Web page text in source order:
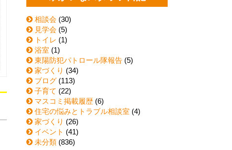
相談会 (30)
見学会 (5)
トイレ (1)
浴室 (1)
東陽防犯パトロール隊報告 (5)
家づくり (34)
ブログ (113)
子育て (22)
マスコミ掲載履歴 (6)
住宅の悩みとトラブル相談室 (4)
家づくり (26)
イベント (41)
未分類 (836)